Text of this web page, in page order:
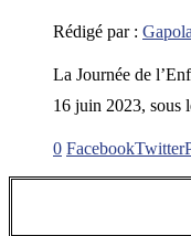
Rédigé par : Gapola
La Journée de
16 juin 2023, sous
0 FacebookTwitter